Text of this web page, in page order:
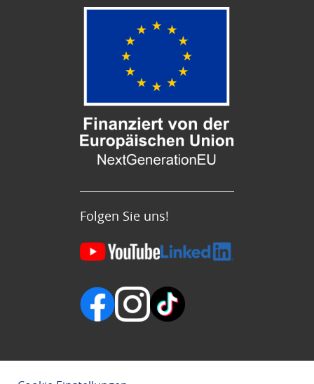
Folgen Sie uns!